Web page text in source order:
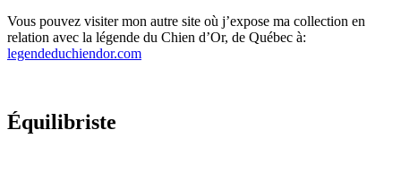
Vous pouvez visiter mon autre site où j’expose ma collection en
relation avec la légende du Chien d’Or, de Québec à:
legendeduchiendor.com
Équilibriste